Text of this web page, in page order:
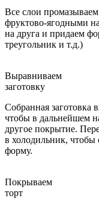
Все слои
фруктово-ягодными
на друга и придаем
треугольник и т.д.)
Выравниваем
заготовку
Собранная заготовка
чтобы в дальнейшем
другое покрытие.
в холодильник, чтобы
форму.
Покрываем
торт